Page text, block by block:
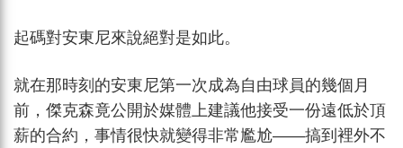
起碼對安東尼來說絕對是如此。
就在那時刻的安東尼第一次成為自由球員的幾個月
前，傑克森竟公開於媒體上建議他接受一份遠低於頂
薪的合約，事情很快就變得非常尷尬——搞到裡外不